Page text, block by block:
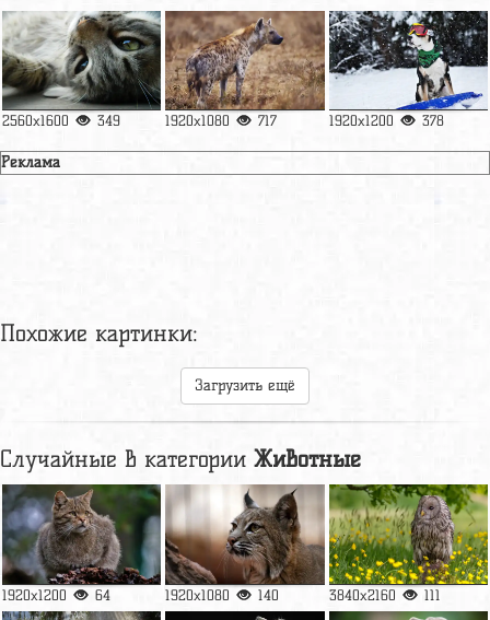
2560x1600 349 1920x1080 717 1920x1200 378
Реклама
Похожие картинки:
Загрузить ещё
Случайные в категории Животные
1920x1200 64 1920x1080 140 3840x2160 111